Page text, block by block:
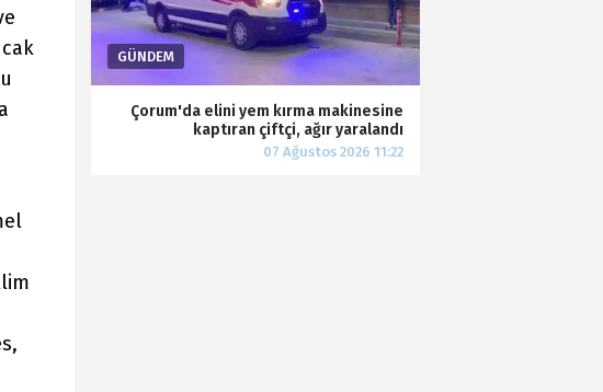
Çorum'da elini yem kırma makinesine
kaptıran çiftçi, ağır yaralandı